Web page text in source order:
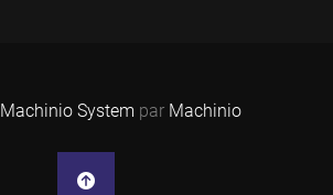
Machinio System par Machinio